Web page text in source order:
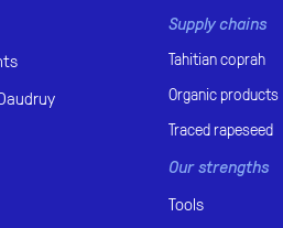
Supply chains
Tahitiancoprah
Organicproducts
Tracedrapeseed
Our strengths
Tools